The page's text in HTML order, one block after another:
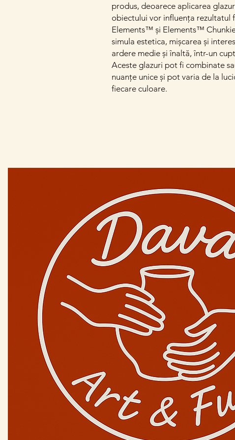
produs, deoarece aplicarea
obiectului vor influența rezultatul
Elements™ și Elements™
simula estetica, mișcarea și
ardere medie și înaltă, într-un
Aceste glazuri pot fi combinate
nuanțe unice și pot varia de la
fiecare culoare.